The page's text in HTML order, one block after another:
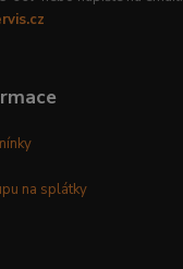
na splátky